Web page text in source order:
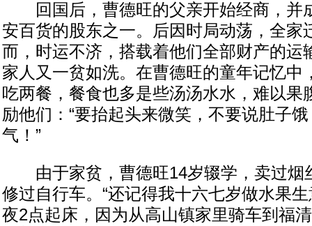
回国后，曹德旺的父亲开始经商，并
安百货的股东之一。后因时局动荡，全家
而，时运不济，搭载着他们全部财产的运
家人又一贫如洗。在曹德旺的童年记忆中
吃两餐，餐食也多是些汤汤水水，难以果
励他们：“要抬起头来微笑，不要说肚子
气！”
由于家贫，曹德旺14岁辍学，卖过烟
修过自行车。“还记得我十六七岁做水果
夜2点起床，因为从高山镇家里骑车到福